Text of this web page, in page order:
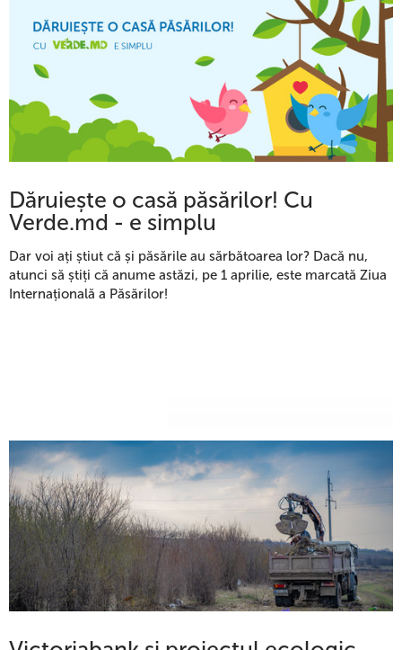
Dăruiește o casă păsărilor! Cu
Verde.md - e simplu
Dar voi ați știut că și păsările au sărbătoarea lor? Dacă nu,
atunci să știți că anume astăzi, pe 1 aprilie, este marcată Ziua
Internațională a Păsărilor!